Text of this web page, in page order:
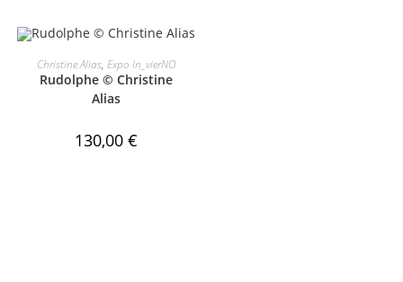
ÉPUISÉLIRE LA SUITE
Christine Alias, Expo In_vierNO
Rudolphe © Christine
Alias
130,00€